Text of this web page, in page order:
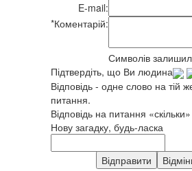
E-mail:
*Коментарій:
Символів
Підтвердіть, що Ви людина
Відповідь - одне слово на тій
питання.
Відповідь на питання
Нову загадку, будь-ласка